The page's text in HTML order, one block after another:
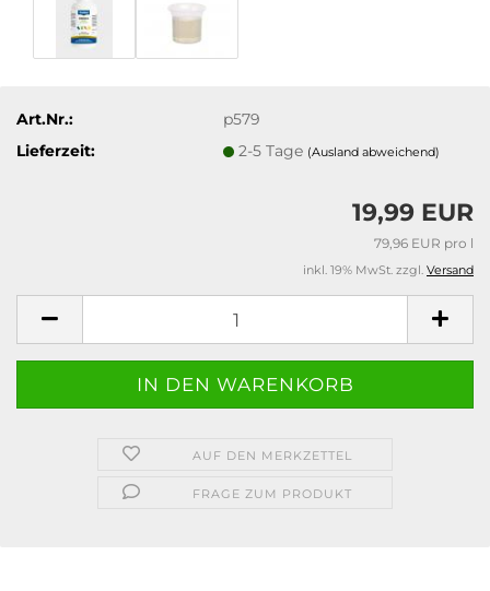
Art.Nr.:
p579
Lieferzeit:
2-5 Tage (Ausland abweichend)
19,99 EUR
79,96 EUR pro l
inkl. 19% MwSt. zzgl. Versand
AUF DEN MERKZETTEL
FRAGE ZUM PRODUKT